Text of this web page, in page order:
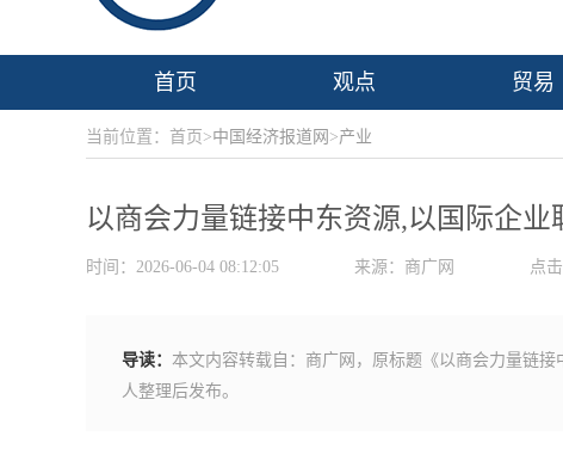
首页 观点 贸易
当前位置：首页>中国经济报道网 >产业
以商会力量链接中东资源,以国际企
时间：2026-06-04 08:12:05 来源：商广网 点
导读： 本文内容转载自：商广网，原标题《以商会力量链
人整理后发布。